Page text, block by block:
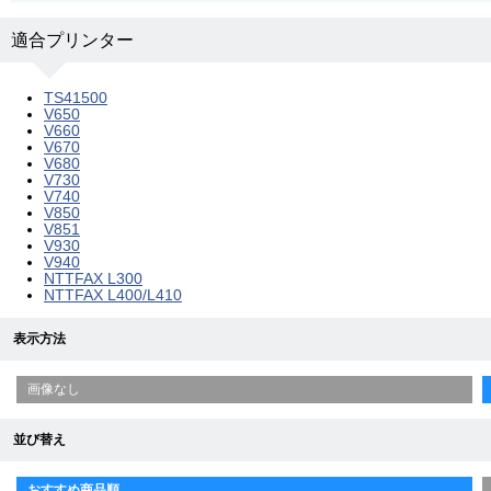
適合プリンター
TS41500
V650
V660
V670
V680
V730
V740
V850
V851
V930
V940
NTTFAX L300
NTTFAX L400/L410
表示方法
画像なし
並び替え